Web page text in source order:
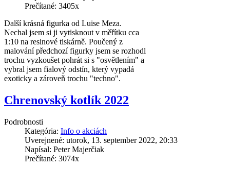
Prečítané: 3405x
Další krásná figurka od Luise Meza.
Nechal jsem si ji vytisknout v měřítku cca
1:10 na resinové tiskárně. Poučený z
malování předchozí figurky jsem se rozhodl
trochu vyzkoušet pohrát si s "osvětlením" a
vybral jsem fialový odstín, který vypadá
exoticky a zároveň trochu "techno".
Chrenovský kotlík 2022
Podrobnosti
Kategória: Info o akciách
Uverejnené: utorok, 13. september 2022, 20:33
Napísal: Peter Majerčiak
Prečítané: 3074x